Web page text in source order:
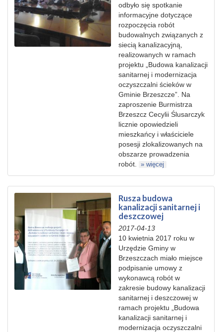
odbyło się spotkanie
informacyjne dotyczące
rozpoczęcia robót
budowalnych związanych z
siecią kanalizacyjną,
realizowanych w ramach
projektu „Budowa kanalizacji
sanitarnej i modernizacja
oczyszczalni ścieków w
Gminie Brzeszcze”. Na
zaproszenie Burmistrza
Brzeszcz Cecylii Ślusarczyk
licznie opowiedzieli
mieszkańcy i właściciele
posesji zlokalizowanych na
obszarze prowadzenia
robót.
» więcej
Rusza budowa
kanalizacji sanitarnej i
deszczowej
2017-04-13
10 kwietnia 2017 roku w
Urzędzie Gminy w
Brzeszczach miało miejsce
podpisanie umowy z
wykonawcą robót w
zakresie budowy kanalizacji
sanitarnej i deszczowej w
ramach projektu „Budowa
kanalizacji sanitarnej i
modernizacja oczyszczalni